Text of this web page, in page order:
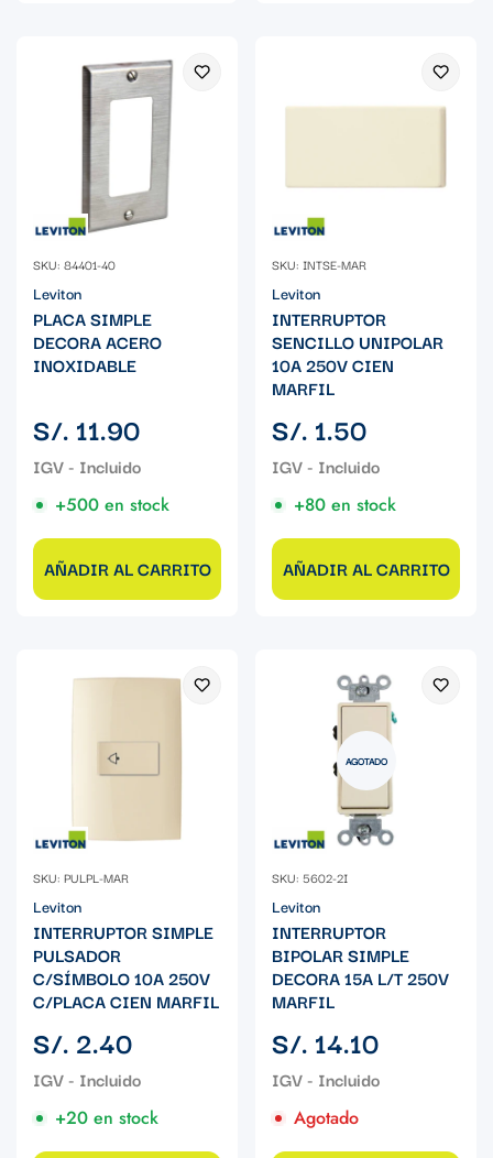
SKU: 84401-40
Leviton
PLACA SIMPLE
DECORA ACERO
INOXIDABLE
Precio
regular
S/. 11.90
+500 en stock
AÑADIR AL CARRITO
SKU: INTSE-MAR
Leviton
INTERRUPTOR
SENCILLO UNIPOLAR
10A 250V CIEN
MARFIL
Precio
regular
S/. 1.50
+80 en stock
AÑADIR AL CARRITO
SKU: PULPL-MAR
Leviton
INTERRUPTOR SIMPLE
PULSADOR
C/SÍMBOLO 10A 250V
C/PLACA CIEN MARFIL
Precio
regular
S/. 2.40
+20 en stock
AGOTADO
SKU: 5602-2I
Leviton
INTERRUPTOR
BIPOLAR SIMPLE
DECORA 15A L/T 250V
MARFIL
Precio
regular
S/. 14.10
Agotado